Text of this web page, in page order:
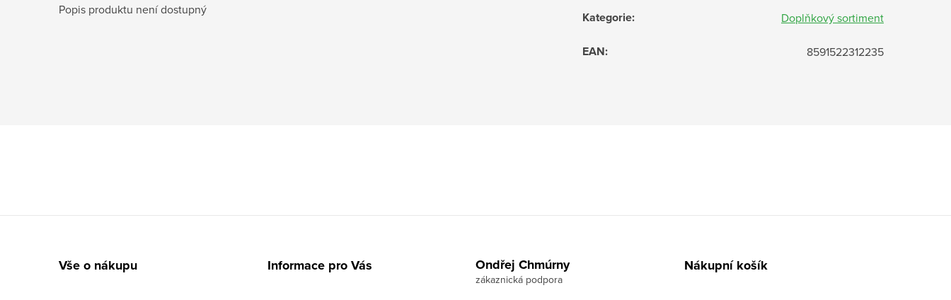
Popis produktu není dostupný Kategorie: Doplňkový sortiment
EAN: 8591522312235
Vše o nákupu Informace pro Vás Ondřej Chmúrny Nákupní košík